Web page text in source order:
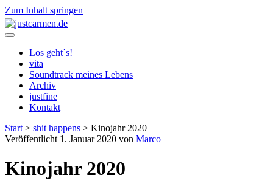
Zum Inhalt springen
justcarmen.de
Los geht´s!
vita
Soundtrack meines Lebens
Archiv
justfine
Kontakt
Start > shit happens > Kinojahr 2020
Veröffentlicht 1. Januar 2020 von Marco
Kinojahr 2020